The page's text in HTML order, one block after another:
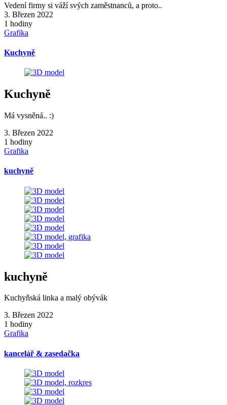
Vedení firmy si váží svých zaměstnanců, a proto..
3. Březen 2022
1 hodiny
Grafika
Kuchyně
Kuchyně
Má vysněná.. :)
3. Březen 2022
1 hodiny
Grafika
kuchyně
kuchyně
Kuchyňská linka a malý obývák
3. Březen 2022
1 hodiny
Grafika
kancelář & zasedačka